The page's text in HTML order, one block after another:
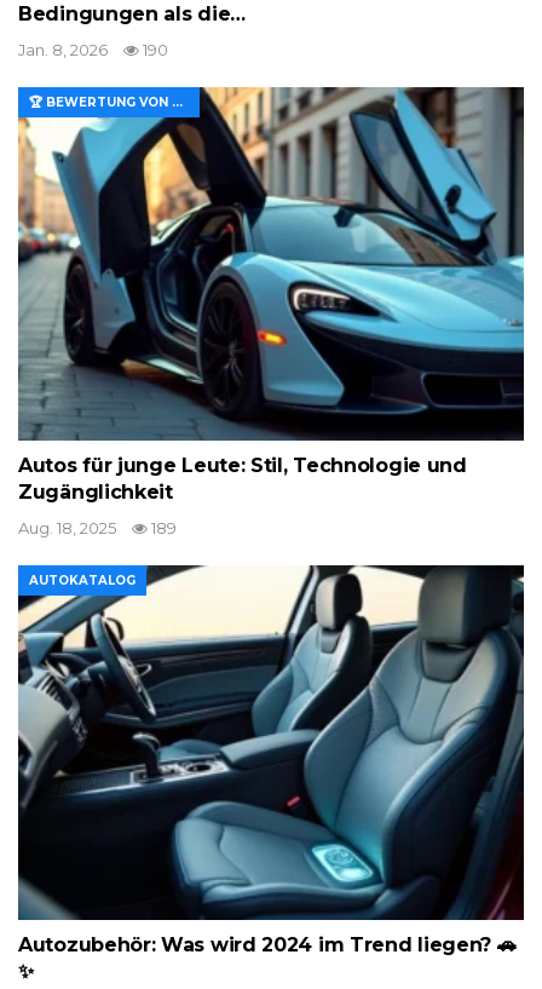
Bedingungen als die…
Jan. 8, 2026 190
🏆 BEWERTUNG VON MERKMALEN UND WERT
Autos für junge Leute: Stil, Technologie und
Zugänglichkeit
Aug. 18, 2025 189
AUTOKATALOG
Autozubehör: Was wird 2024 im Trend liegen? 🚗
✨